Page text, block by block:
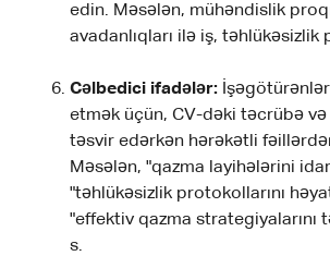
edin. Məsələn, mühəndislik
avadanlıqları ilə iş, təhlükəsizlik
Cəlbedici ifadələr:
etmək üçün, CV-dəki təcrübə və
təsvir edərkən hərəkətli
Məsələn, "qazma layihələrini
"təhlükəsizlik protokollarını
"effektiv qazma strategiyalarını
s.